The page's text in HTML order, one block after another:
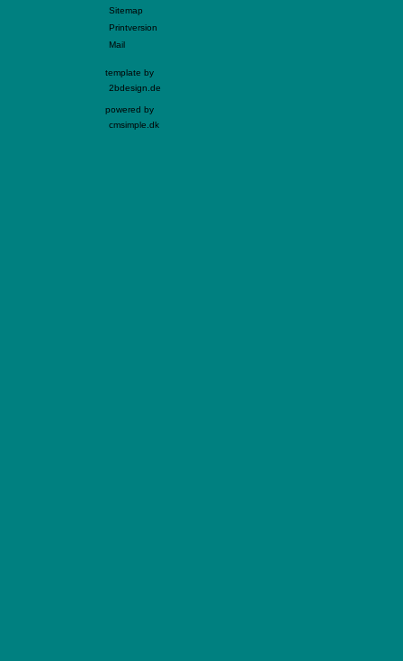
Sitemap
Printversion
Mail
template by
2bdesign.de
powered by
cmsimple.dk